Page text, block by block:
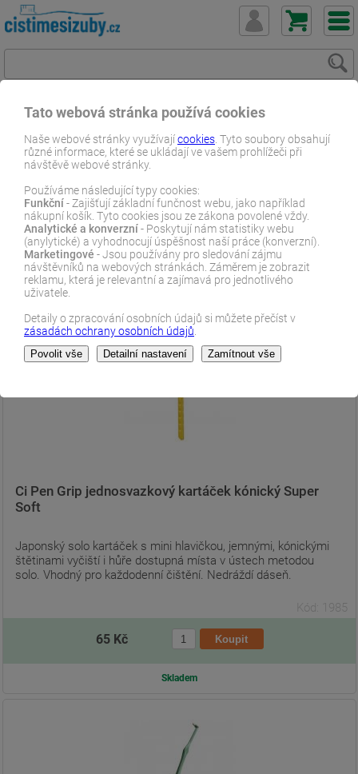
Tato webová stránka používá cookies
Naše webové stránky využívajícookies . Tyto soubory obsahují
různé informace, které se ukládají ve vašem prohlížeči při
návštěvě webové stránky.
Používáme následující typy cookies:
Funkční- Zajišťují základní funčnost webu, jako například
nákupní košík. Tyto cookies jsou ze zákona povolené vždy.
Analytické a konverzní- Poskytují nám statistiky webu
(anylytické) a vyhodnocují úspěšnost naší práce (konverzní).
Marketingové - Jsou používány pro sledování zájmu
návštěvníků na webových stránkách. Záměrem je zobrazit
reklamu, která je relevantní a zajímavá pro jednotlivého
uživatele.
Detaily o zpracování osobních údajů si můžete přečíst v
zásadách ochrany osobních údajů
ČistímeSiZuby.cz E-shop Vyhledávání
E-SHOP
Vyhledávání
Ci Pen Grip jednosvazkový kartáček kónický Super
Soft
Japonský solo kartáček s mini hlavičkou, jemnými, kónickými
štětinami vyčiští i hůře dostupná místa v ústech metodou
solo. Vhodný pro každodenní čištění. Nedráždí dáseň.
Kód: 1985
65 Kč
Skladem